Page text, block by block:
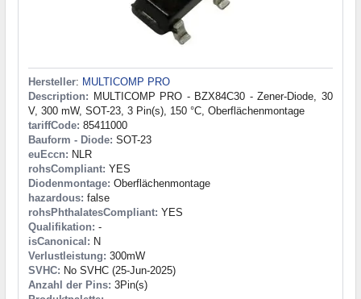
Hersteller: MULTICOMP PRO
Description: MULTICOMP PRO - BZX84C30 - Zener-Diode, 30
V, 300 mW, SOT-23, 3 Pin(s), 150 °C, Oberflächenmontage
tariffCode: 85411000
Bauform - Diode: SOT-23
euEccn: NLR
rohsCompliant: YES
Diodenmontage: Oberflächenmontage
hazardous: false
rohsPhthalatesCompliant: YES
Qualifikation: -
isCanonical: N
Verlustleistung: 300mW
SVHC: No SVHC (25-Jun-2025)
Anzahl der Pins: 3Pin(s)